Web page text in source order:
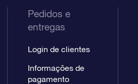
Pedidos e
entregas
Login de clientes
Informações de
pagamento